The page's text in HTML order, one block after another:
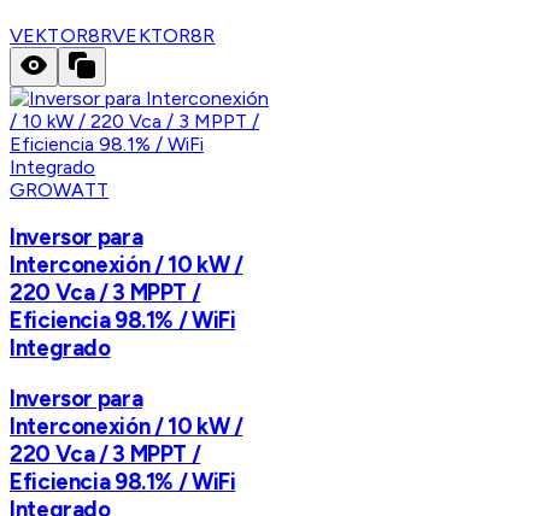
VEKTOR8RVEKTOR8R
GROWATT
Inversor para
Interconexión / 10 kW /
220 Vca / 3 MPPT /
Eficiencia 98.1% / WiFi
Integrado
Inversor para
Interconexión / 10 kW /
220 Vca / 3 MPPT /
Eficiencia 98.1% / WiFi
Integrado